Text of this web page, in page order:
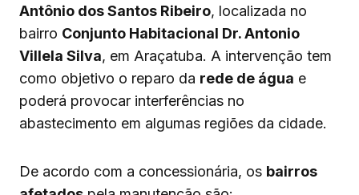
Antônio dos Santos Ribeiro, localizada no
bairro Conjunto Habitacional Dr. Antonio
Villela Silva, em Araçatuba. A intervenção tem
como objetivo o reparo da rede de água e
poderá provocar interferências no
abastecimento em algumas regiões da cidade.
De acordo com a concessionária, os bairros